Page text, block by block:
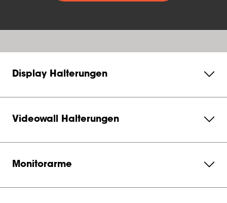
Display Halterungen
Videowall Halterungen
Monitorarme